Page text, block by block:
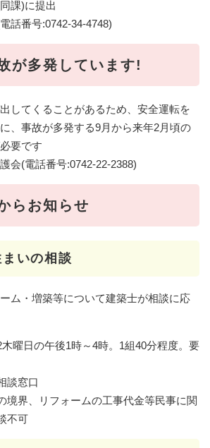
課)に提出
話番号:0742-34-4748)
が多発しています!
してくることがあるため、安全運転を
、事故が多発する9月から来年2月頃の
要です
会(電話番号:0742-22-2388)
らお知らせ
いの相談
ム・増築等について建築士が相談に応
曜日の午後1時～4時。1組40分程度。要
談窓口
界、リフォームの工事代金等民事に関
不可